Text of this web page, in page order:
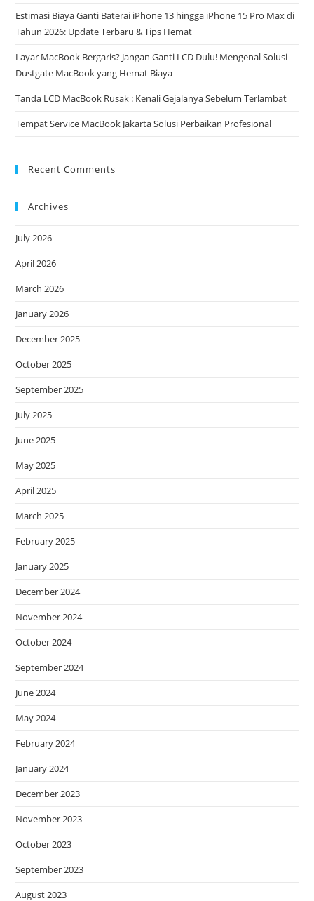
Estimasi Biaya Ganti Baterai iPhone 13 hingga iPhone 15 Pro Max di
Tahun 2026: Update Terbaru & Tips Hemat
Layar MacBook Bergaris? Jangan Ganti LCD Dulu! Mengenal Solusi
Dustgate MacBook yang Hemat Biaya
Tanda LCD MacBook Rusak : Kenali Gejalanya Sebelum Terlambat
Tempat Service MacBook Jakarta Solusi Perbaikan Profesional
Recent Comments
Archives
July 2026
April 2026
March 2026
January 2026
December 2025
October 2025
September 2025
July 2025
June 2025
May 2025
April 2025
March 2025
February 2025
January 2025
December 2024
November 2024
October 2024
September 2024
June 2024
May 2024
February 2024
January 2024
December 2023
November 2023
October 2023
September 2023
August 2023